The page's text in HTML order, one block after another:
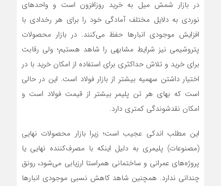
در بازار شمش میل به خرید روزافزون است و واحدهای
نوردی به دلایل مختلف آمادگی خود را برای هر رخدادی با
افزایش موجودی انبارها حفظ می‌کنند. در بازار محصولات
پتروشیمی نیز شرایط مشابهی را شاهد هستیم؛ ولی رقابت
برای خرید و تلاش حداکثری برای استفاده از امکان خرید با در
اختیار داشتن سهمیه بیشتر از بازار فولاد است. این در حالی
است که بهای هر تن پلیمر بیشتر از قیمت فولاد است و
امکان نقدشوندگی کمتری دارد.
این مطلب اندکی عجیب است؛ زیرا بازار محصولات نهایی
(مصنوعات) پلیمری به دلیل اینکه با مصرف‌کننده نهایی یا
پروژه‌‌‌های عمرانی و ساختمانی همراستا ارزیابی می‌شود، رونق
چندانی ندارد. همچنین شاهد کاهش نسبی موجودی انبارها